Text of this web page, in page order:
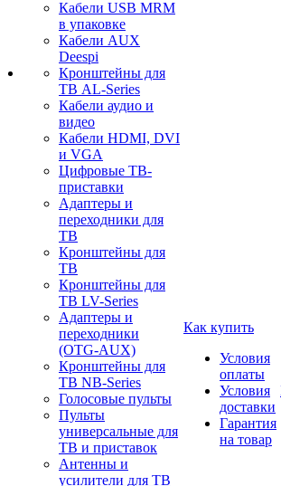
Кабели USB MRM
в упаковке
Кабели AUX
Deespi
Кронштейны для
ТВ AL-Series
Кабели аудио и
видео
Кабели HDMI, DVI
и VGA
Цифровые ТВ-
приставки
Адаптеры и
переходники для
ТВ
Кронштейны для
ТВ
Кронштейны для
ТВ LV-Series
Адаптеры и
переходники
(OTG-AUX)
Кронштейны для
ТВ NB-Series
Голосовые пульты
Пульты
универсальные для
ТВ и приставок
Антенны и
усилители для ТВ
Как купить
Условия
оплаты
Условия
доставки
Гарантия
на товар